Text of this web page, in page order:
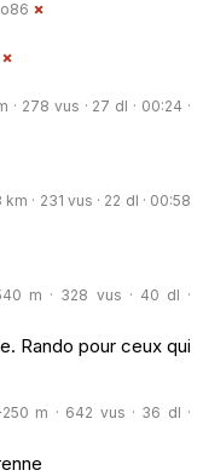
278 vus · 27 dl · 00:24 ·
· 231 vus · 22 dl · 00:58
m · 328 vus · 40 dl ·
Rando pour ceux qui
m · 642 vus · 36 dl ·